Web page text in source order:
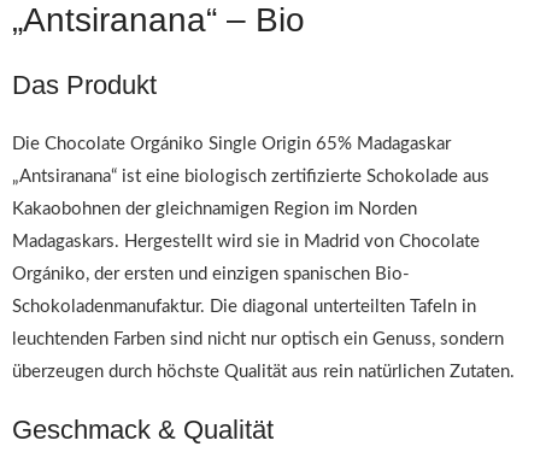
„Antsiranana“ – Bio
Das Produkt
Die Chocolate Orgániko Single Origin 65% Madagaskar
„Antsiranana“ ist eine biologisch zertifizierte Schokolade aus
Kakaobohnen der gleichnamigen Region im Norden
Madagaskars. Hergestellt wird sie in Madrid von Chocolate
Orgániko, der ersten und einzigen spanischen Bio-
Schokoladenmanufaktur. Die diagonal unterteilten Tafeln in
leuchtenden Farben sind nicht nur optisch ein Genuss, sondern
überzeugen durch höchste Qualität aus rein natürlichen Zutaten.
Geschmack & Qualität